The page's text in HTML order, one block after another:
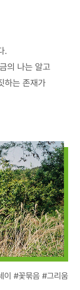
.
의 나는 알고
하는 존재가
이 #꽃묶음 #그리움